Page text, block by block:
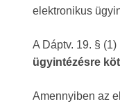
elektronikus
A Dáptv. 19. §
ügyintézésre
Amennyiben az